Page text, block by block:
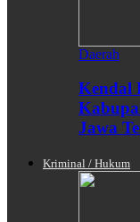
Daerah
Kendal
Jawa
Kriminal / Hukum